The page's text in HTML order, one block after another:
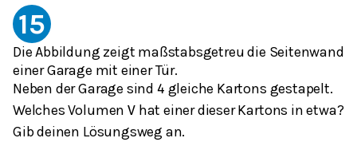
15
Die Abbildung zeigt maßstabsgetreu die Seitenwand
einer Garage mit einer Tür.
Neben der Garage sind 4 gleiche Kartons gestapelt.
Welches Volumen Vhat einer dieser Kartons in etwa?
Gib deinen Lösungsweg an.